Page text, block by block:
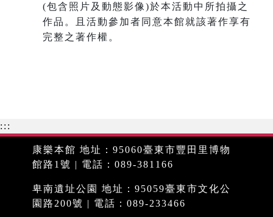
(包含照片及動態影像)於本活動中所拍攝之
作品。且活動參加者同意本館就該著作享有
完整之著作權。
:::
康樂本館 地址：95060臺東市豐田里博物
館路1號 | 電話：089-381166
卑南遺址公園 地址：95059臺東市文化公
園路200號 | 電話：089-233466